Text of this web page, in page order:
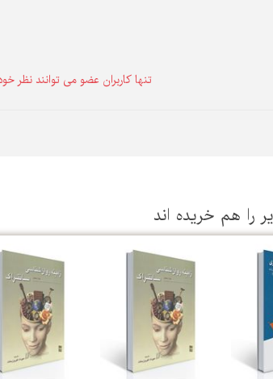
تنها كاربران عضو می توانند نظر
را هم خریده اند